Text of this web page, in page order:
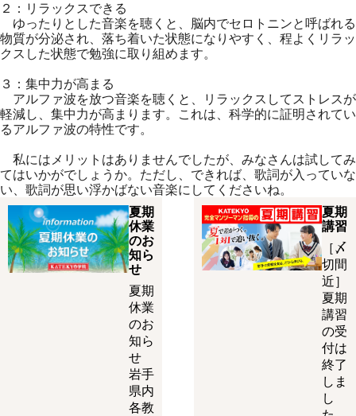
２：リラックスできる
ゆったりとした音楽を聴くと、脳内でセロトニンと呼ばれる
物質が分泌され、落ち着いた状態になりやすく、程よくリラッ
クスした状態で勉強に取り組めます。
３：集中力が高まる
アルファ波を放つ音楽を聴くと、リラックスしてストレスが
軽減し、集中力が高まります。これは、科学的に証明されてい
るアルファ波の特性です。
私にはメリットはありませんでしたが、みなさんは試してみ
てはいかがでしょうか。ただし、できれば、歌詞が入っていな
い、歌詞が思い浮かばない音楽にしてくださいね。
夏期
休業
のお
知ら
せ
夏期
休業
のお
知ら
せ
岩手
県内
各教
夏期
講習
［〆
切間
近］
夏期
講習
の受
付は
終了
しま
し